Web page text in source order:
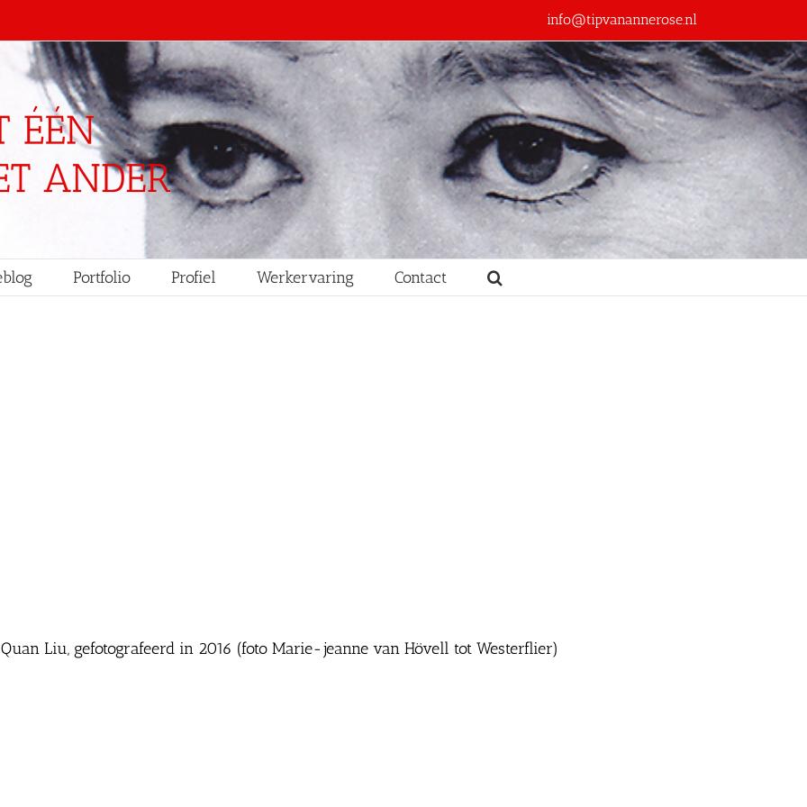
info@tipvanannerose.nl
Portfolio Profiel Werkervaring Contact
Liu, gefotografeerd in 2016 (foto Marie-jeanne van Hövell tot Westerflier)